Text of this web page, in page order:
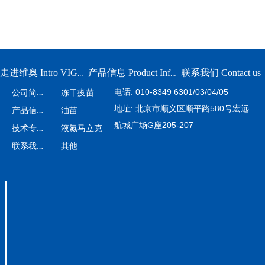
电话: 010-8349 6301/03/04/05
地址: 北京市顺义区顺平路580号宏远
航城广场G座205-207
走进维奥 Intro VIGOLY 产品信息 Product Information 联系我们 Contact us
公
司简介
产
品信息
技
术专栏
联
系我们
冻干疫苗
油苗
液氮马立克
其他